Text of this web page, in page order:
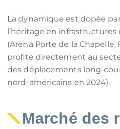
La dynamique est dopée
l’héritage en
(Arena Porte de la Chapelle,
profite directement au
des déplacements long-
nord-américains en 2024).
Marché des